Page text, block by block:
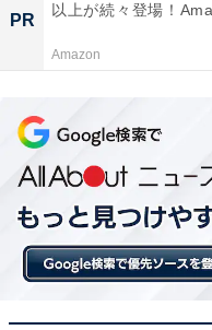
駅から徒歩15分以内で
ニ、公園、飲食店、カ
設、医療施設などの施
点満点でスコア化した
100点満点のうち87.9ポ
八王子駅は、「駅周辺
に対し、実際の平均賃
低く41.8%でした。つ
相場でファミリー向け
PR
以上が続々登場！
Amazon